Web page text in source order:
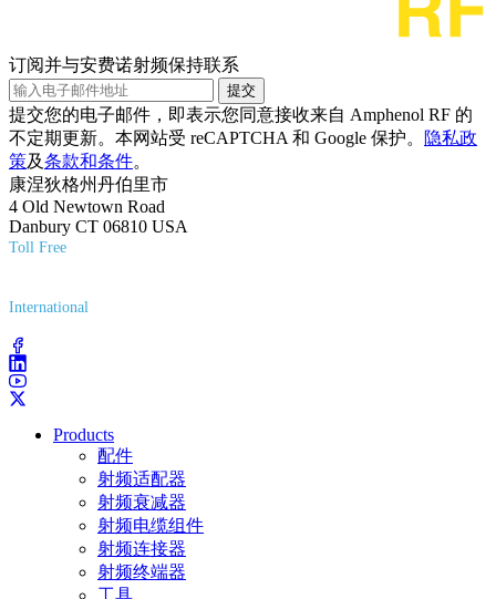
订阅并与安费诺射频保持联系
提交
提交您的电子邮件，即表示您同意接收来自 Amphenol RF 的
不定期更新。本网站受 reCAPTCHA 和 Google 保护。
隐私政
策及条款和条件。
康涅狄格州丹伯里市
4 Old Newtown Road
Danbury CT 06810 USA
Toll Free
International
Products
配件
射频适配器
射频衰减器
射频电缆组件
射频连接器
射频终端器
工具